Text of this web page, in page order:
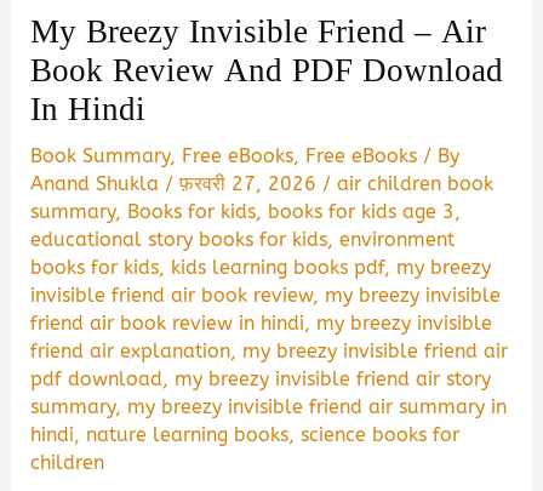
My Breezy Invisible Friend – Air
Book Review And PDF Download
In Hindi
Book Summary, Free eBooks, Free eBooks / By
Anand Shukla /फ़रवरी 27, 2026 /air children book
summary, Books for kids, books for kids age 3 ,
educational story books for kids,environment
books for kids, kids learning books pdf, my breezy
invisible friend air book review, my breezy invisible
friend air book review in hindi, my breezy invisible
friend air explanation, my breezy invisible friend air
pdf download, my breezy invisible friend air story
summary, my breezy invisible friend air summary in
hindi, nature learning books,science books for
children